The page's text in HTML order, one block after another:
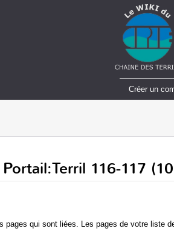
Créer un
116-117
pages qui sont liées. Les pages de votre liste